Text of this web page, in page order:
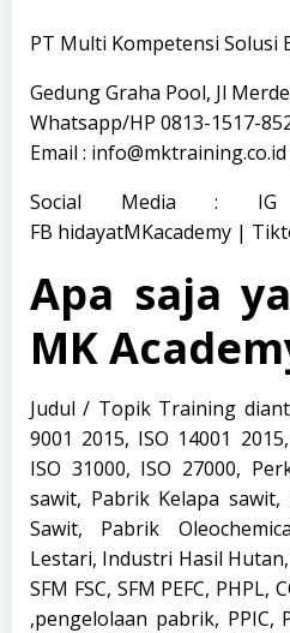
PT Multi Kompetensi Solusi
Gedung Graha Pool, Jl
Whatsapp/HP 0813-1517-
Email :
Social Media :
FB hidayatMKacademy |
Apa saja
MK
Judul / Topik Training
9001 2015, ISO 14001
ISO 31000, ISO 27000,
sawit, Pabrik Kelapa
Sawit, Pabrik
Lestari, Industri Hasil Hutan,
SFM FSC, SFM PEFC, PHPL,
,pengelolaan pabrik, PPIC,